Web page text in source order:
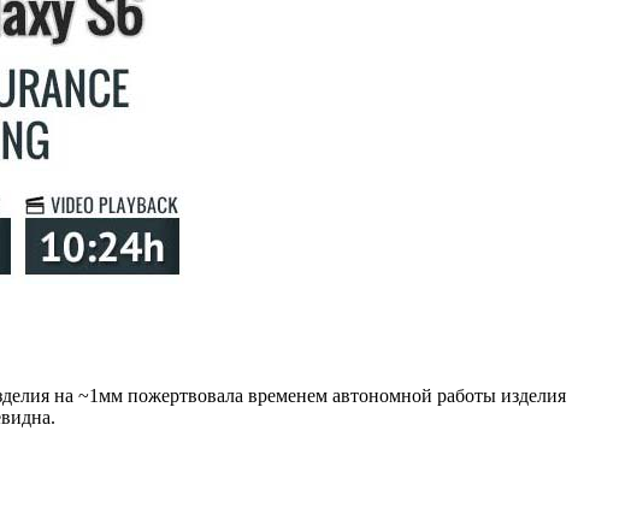
на ~1мм пожертвовала временем автономной работы изделия